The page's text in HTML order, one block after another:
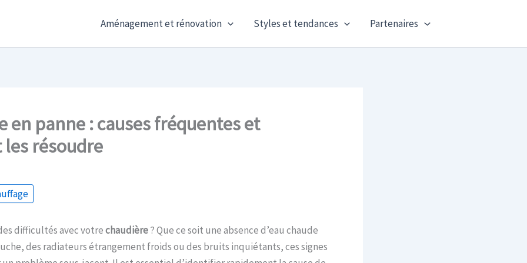
Aménagement et rénovation Styles et tendances Partenaires
en panne : causes fréquentes et
résoudre
difficultés avec votrechaudière? Que ce soit une absence d’eau chaude
des radiateurs étrangement froids ou des bruits inquiétants, ces signes